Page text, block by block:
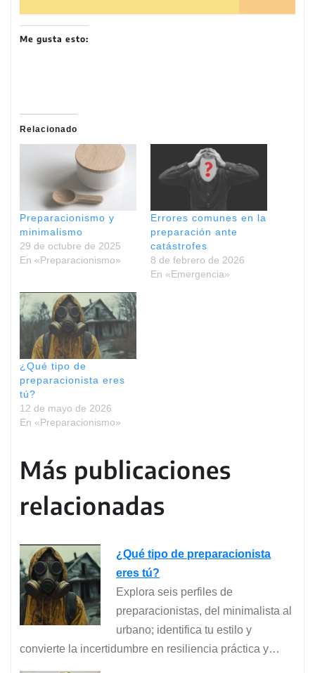
Me gusta esto:
Relacionado
Preparacionismo y
minimalismo
29 de octubre de 2025
En «Preparacionismo»
Errores comunes en la
preparación ante
catástrofes
8 de febrero de 2026
En «Emergencia»
¿Qué tipo de
preparacionista eres
tú?
12 de mayo de 2026
En «Preparacionismo»
Más publicaciones
relacionadas
¿Qué tipo de preparacionista
eres tú?
Explora seis perfiles de
preparacionistas, del minimalista al
urbano; identifica tu estilo y
convierte la incertidumbre en resiliencia práctica y…